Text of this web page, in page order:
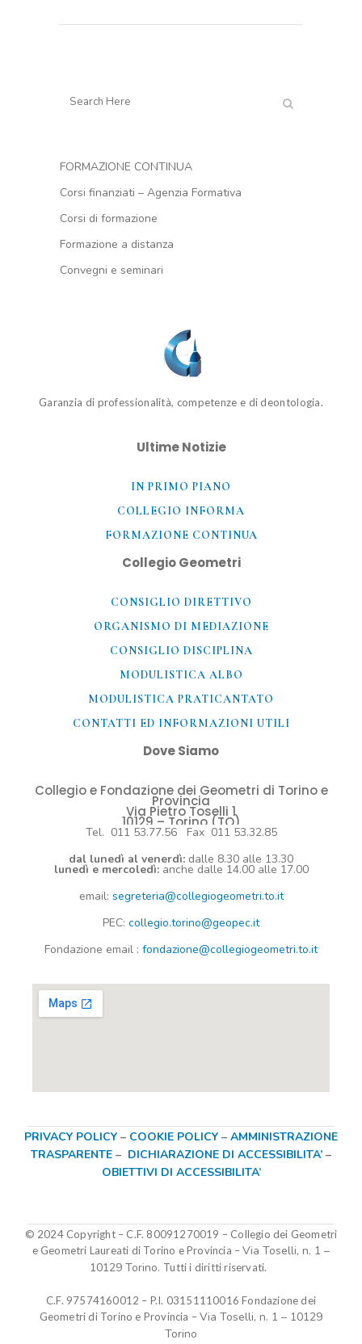
FORMAZIONE CONTINUA
Corsi finanziati – Agenzia Formativa
Corsi di formazione
Formazione a distanza
Convegni e seminari
Garanzia di professionalità, competenze e di deontologia.
Ultime Notizie
IN PRIMO PIANO
COLLEGIO INFORMA
FORMAZIONE CONTINUA
Collegio Geometri
CONSIGLIO DIRETTIVO
ORGANISMO DI MEDIAZIONE
CONSIGLIO DISCIPLINA
MODULISTICA ALBO
MODULISTICA PRATICANTATO
CONTATTI ED INFORMAZIONI UTILI​
Dove Siamo
Collegio e Fondazione dei Geometri di Torino e
Provincia
Via Pietro Toselli 1
10129 – Torino (TO)
Tel. 011 53.77.56 Fax 011 53.32.85
dal lunedì al venerdì: dalle 8.30 alle 13.30
lunedì e mercoledì: anche dalle 14.00 alle 17.00
email: segreteria@collegiogeometri.to.it
PEC: collegio.torino@geopec.it
Fondazione email : fondazione@collegiogeometri.to.it
PRIVACY POLICY – COOKIE POLICY – AMMINISTRAZIONE
TRASPARENTE – DICHIARAZIONE DI ACCESSIBILITA’ –
OBIETTIVI DI ACCESSIBILITA’
© 2024 Copyright – C.F. 80091270019 – Collegio dei Geometri
e Geometri Laureati di Torino e Provincia –Via Toselli, n. 1 –
10129 Torino. Tutti i diritti riservati.
C.F. 97574160012 – P.I. 03151110016Fondazione dei
Geometri di Torino e Provincia –Via Toselli, n. 1 – 10129
Torino